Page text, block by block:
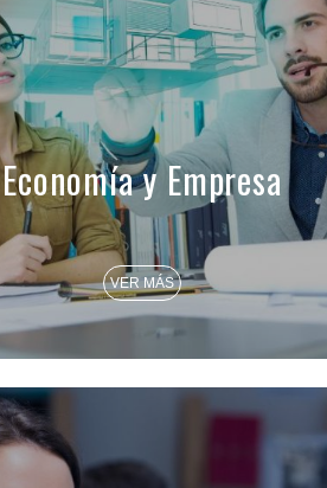
Economía y Empresa
VER MÁS